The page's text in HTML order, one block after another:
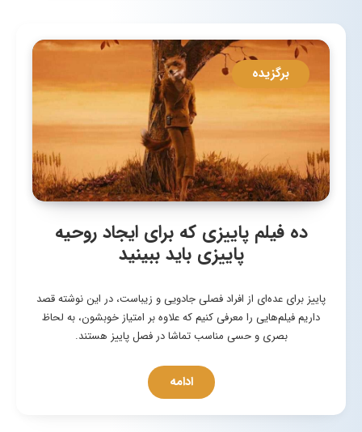
برگزیده
ده فیلم پاییزی که برای ایجاد روحیه
پاییزی باید ببینید
پاییز برای عده‌ای از افراد فصلی جادویی و زیباست، در این نوشته قصد
داریم فیلم‎‌هایی را معرفی کنیم که علاوه بر امتیاز خوبشون، به لحاظ
بصری و حسی مناسب تماشا در فصل پاییز هستند.
ادامه